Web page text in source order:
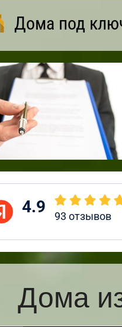
Дома под
4.9 93 отзывов
Дома